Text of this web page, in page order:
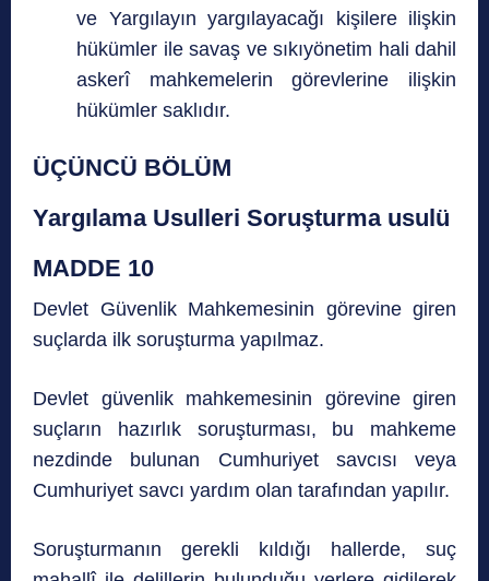
ve Yargılayın yargılayacağı kişilere ilişkin
hükümler ile savaş ve sıkıyönetim hali dahil
askerî mahkemelerin görevlerine ilişkin
hükümler saklıdır.
ÜÇÜNCÜ BÖLÜM
Yargılama Usulleri Soruşturma usulü
MADDE 10
Devlet Güvenlik Mahkemesinin görevine giren
suçlarda ilk soruşturma yapılmaz.
Devlet güvenlik mahkemesinin görevine giren
suçların hazırlık soruşturması, bu mahkeme
nezdinde bulunan Cumhuriyet savcısı veya
Cumhuriyet savcı yardım olan tarafından yapılır.
Soruşturmanın gerekli kıldığı hallerde, suç